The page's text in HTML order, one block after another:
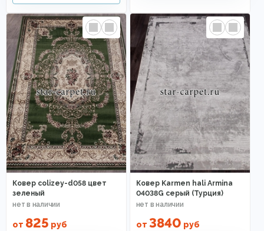
Ковер colizey-d058 цвет
зеленый
от 825 руб
Ковер Karmen hali Armina
04038G серый (Турция)
от 3840 руб